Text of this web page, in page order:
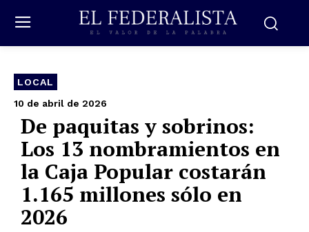
LOCAL
10 de abril de 2026
De paquitas y sobrinos:
Los 13 nombramientos en
la Caja Popular costarán
1.165 millones sólo en
2026